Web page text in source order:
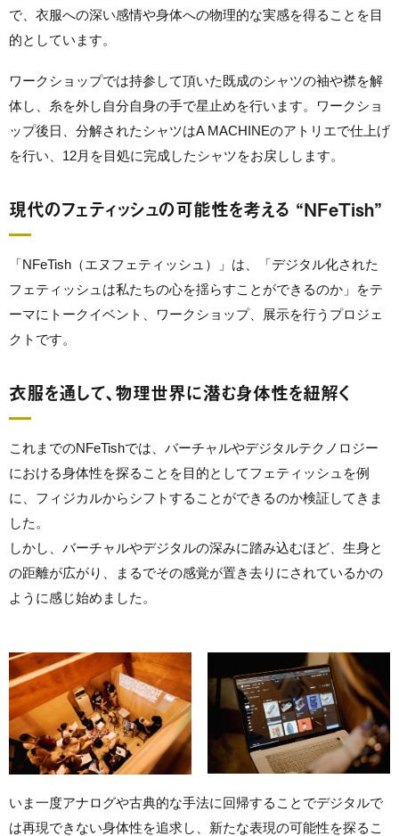
で、衣服への深い感情や身体への物理的な実感を得ることを目
的としています。
ワークショップでは持参して頂いた既成のシャツの袖や襟を解
体し、糸を外し自分自身の手で星止めを行います。ワークショ
ップ後日、分解されたシャツはA MACHINEのアトリエで仕上げ
を行い、12月を目処に完成したシャツをお戻しします。
現代のフェティッシュの可能性を考える “NFeTish”
「NFeTish（エヌフェティッシュ）」は、「デジタル化された
フェティッシュは私たちの心を揺らすことができるのか」をテ
ーマにトークイベント、ワークショップ、展示を行うプロジェ
クトです。
衣服を通して、物理世界に潜む身体性を紐解く
これまでのNFeTishでは、バーチャルやデジタルテクノロジー
における身体性を探ることを目的としてフェティッシュを例
に、フィジカルからシフトすることができるのか検証してきま
した。
しかし、バーチャルやデジタルの深みに踏み込むほど、生身と
の距離が広がり、まるでその感覚が置き去りにされているかの
ように感じ始めました。
いま一度アナログや古典的な手法に回帰することでデジタルで
は再現できない身体性を追求し、新たな表現の可能性を探るこ